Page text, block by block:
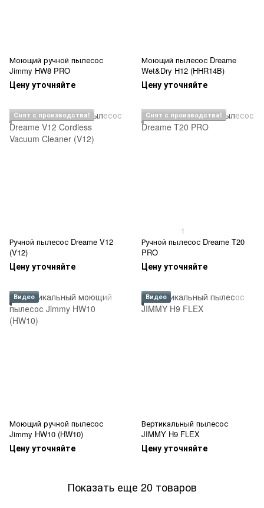
Моющий ручной пылесос
Jimmy HW8 PRO
Цену уточняйте
Моющий пылесос Dreame
Wet&Dry H12 (HHR14B)
Цену уточняйте
Снят с производства!
Ручной пылесос Dreame V12
(V12)
Цену уточняйте
Снят с производства!
1
Ручной пылесос Dreame T20
PRO
Цену уточняйте
Видео
Моющий ручной пылесос
Jimmy HW10 (HW10)
Цену уточняйте
Видео
Вертикальный пылесос
JIMMY H9 FLEX
Цену уточняйте
Показать еще 20 товаров